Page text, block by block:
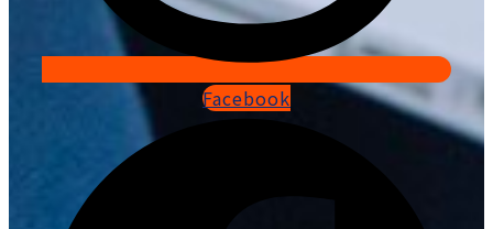
Facebook